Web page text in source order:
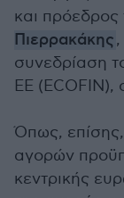
και
Πιερρακάκης
συνεδρίαση
ΕΕ (ECOFIN),
Όπως,
αγορών
κεντρικής